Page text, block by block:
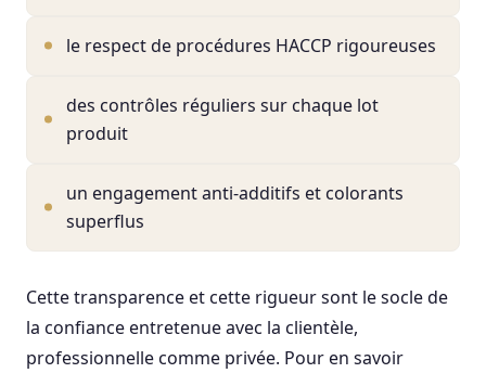
le respect de procédures HACCP rigoureuses
des contrôles réguliers sur chaque lot
produit
un engagement anti-additifs et colorants
superflus
Cette transparence et cette rigueur sont le socle de
la confiance entretenue avec la clientèle,
professionnelle comme privée. Pour en savoir